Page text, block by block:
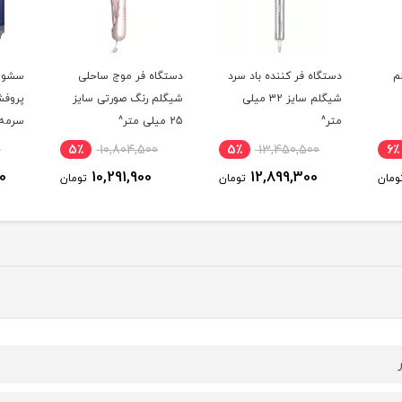
5٪
تومان
دستگاه فر موج ساحلی
شیگلم رنگ صورتی سایز
25 میلی متر^
10,804,500 5٪
10,291,900 تومان
سشوار 6 کاره حرفه ای انزو
پروفشنال مدل 4133 رنگ
سرمه ای^
16,843,900 7٪
15,774,500 تومان